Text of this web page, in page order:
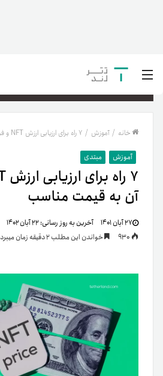
خانه / آموزش / ۷ راه برای ارزیابی ارزش NFT و فروش آن به قیمت مناسب
آموزش مبتدی
آن به قیمت مناسب
۲۷ آبان ۱۴۰۱ آخرین به روز رسانی:۲۲ آبان ۱۴۰۲
خواندن این مطلب 2 دقیقه زمان میبرد